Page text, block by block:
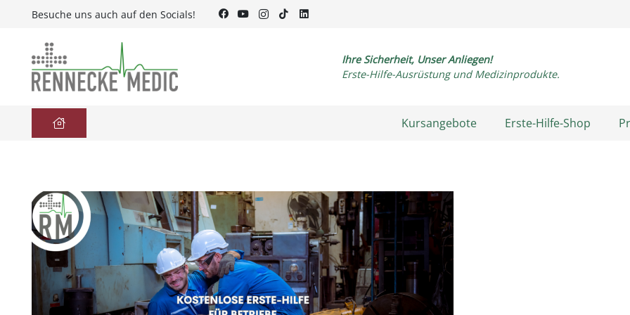
Besuche uns auch auf den Socials!
Ihre Sicherheit, Unser Anliegen!
Erste-Hilfe-Ausrüstung und Medizinprodukte.
Kursangebote Erste-Hilfe-Shop